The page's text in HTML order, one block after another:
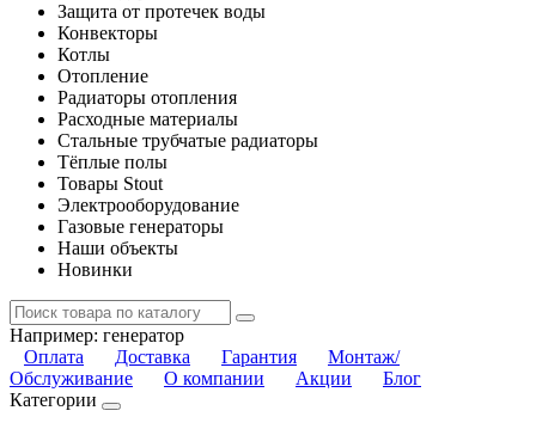
Защита от протечек воды
Конвекторы
Котлы
Отопление
Радиаторы отопления
Расходные материалы
Стальные трубчатые радиаторы
Тёплые полы
Товары Stout
Электрооборудование
Газовые генераторы
Наши объекты
Новинки
Например: генератор
Оплата
Доставка Гарантия
Монтаж/
Обслуживание
О компании Акции
Блог
Категории